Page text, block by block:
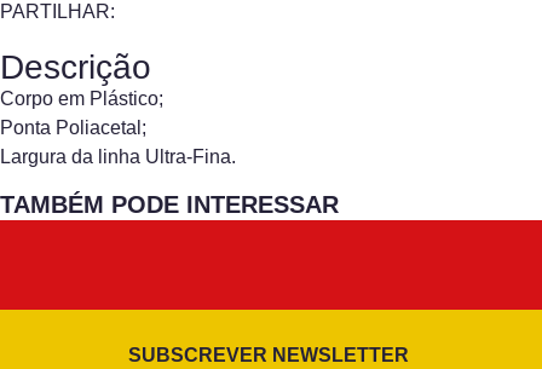
PARTILHAR:
Descrição
Corpo em Plástico;
Ponta Poliacetal;
Largura da linha Ultra-Fina.
TAMBÉM PODE INTERESSAR
SUBSCREVER NEWSLETTER